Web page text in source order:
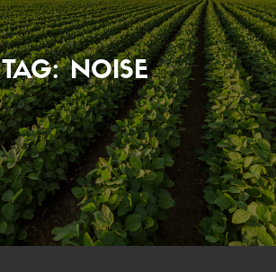
TAG:NOISE